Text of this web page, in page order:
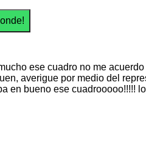
ese cuadro no me
averigue por medio del
en bueno ese cuadrooooo!!!!!